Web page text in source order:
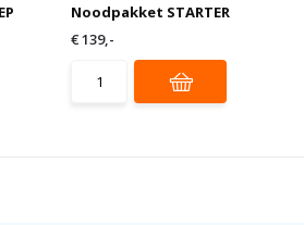
Noodpakket STARTER
€ 139,-